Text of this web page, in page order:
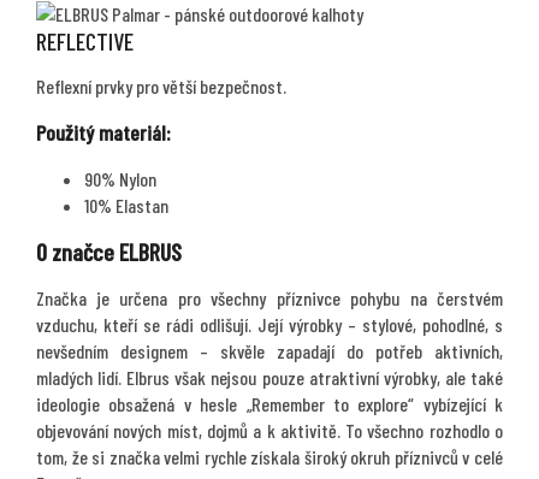
REFLECTIVE
Reflexní prvky pro větší bezpečnost.
Použitý materiál:
90% Nylon
10% Elastan
O značce ELBRUS
Značka je určena pro všechny příznivce pohybu na čerstvém
vzduchu, kteří se rádi odlišují. Její výrobky – stylové, pohodlné, s
nevšedním designem – skvěle zapadají do potřeb aktivních,
mladých lidí. Elbrus však nejsou pouze atraktivní výrobky, ale také
ideologie obsažená v hesle „Remember to explore“ vybízející k
objevování nových míst, dojmů a k aktivitě. To všechno rozhodlo o
tom, že si značka velmi rychle získala široký okruh příznivců v celé